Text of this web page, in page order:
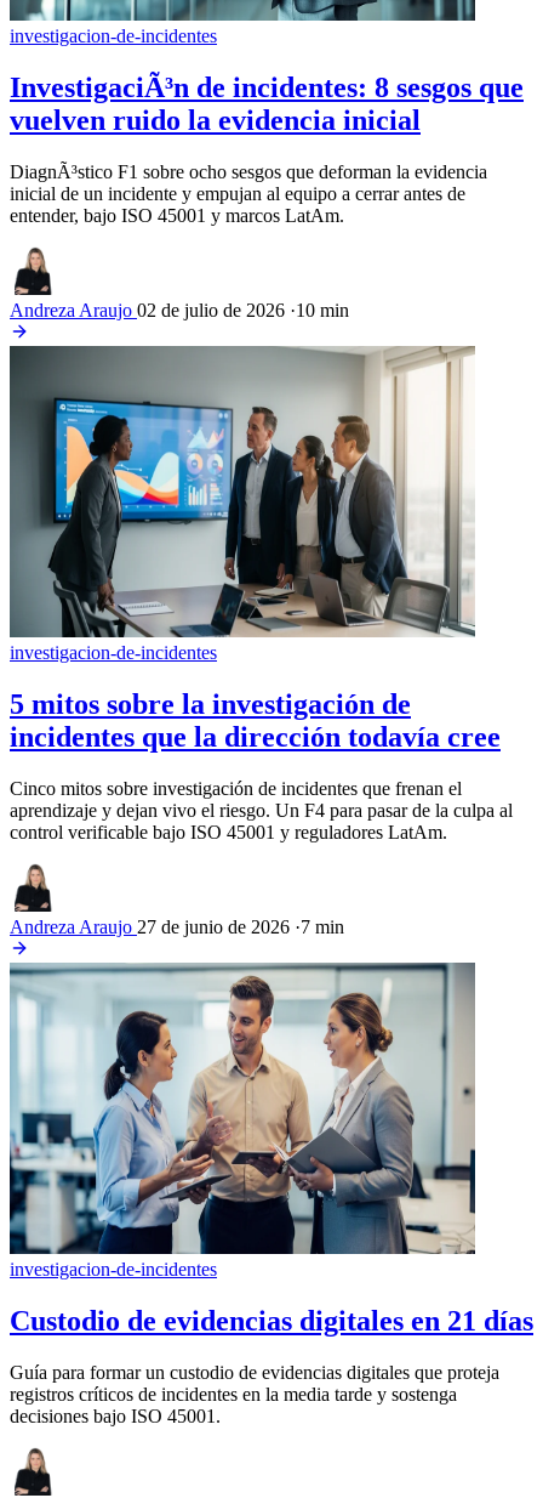
investigacion-de-incidentes
InvestigaciÃ³n de incidentes: 8 sesgos que
vuelven ruido la evidencia inicial
DiagnÃ³stico F1 sobre ocho sesgos que deforman la evidencia
inicial de un incidente y empujan al equipo a cerrar antes de
entender, bajo ISO 45001 y marcos LatAm.
Andreza Araujo 02 de julio de 2026 ·10 min
investigacion-de-incidentes
5 mitos sobre la investigación de
incidentes que la dirección todavía cree
Cinco mitos sobre investigación de incidentes que frenan el
aprendizaje y dejan vivo el riesgo. Un F4 para pasar de la culpa al
control verificable bajo ISO 45001 y reguladores LatAm.
Andreza Araujo 27 de junio de 2026 ·7 min
investigacion-de-incidentes
Custodio de evidencias digitales en 21 días
Guía para formar un custodio de evidencias digitales que proteja
registros críticos de incidentes en la media tarde y sostenga
decisiones bajo ISO 45001.